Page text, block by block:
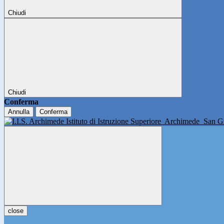
Chiudi
Chiudi
Conferma
Annulla Conferma
Istituto di Istruzione Superiore Archimede San
close